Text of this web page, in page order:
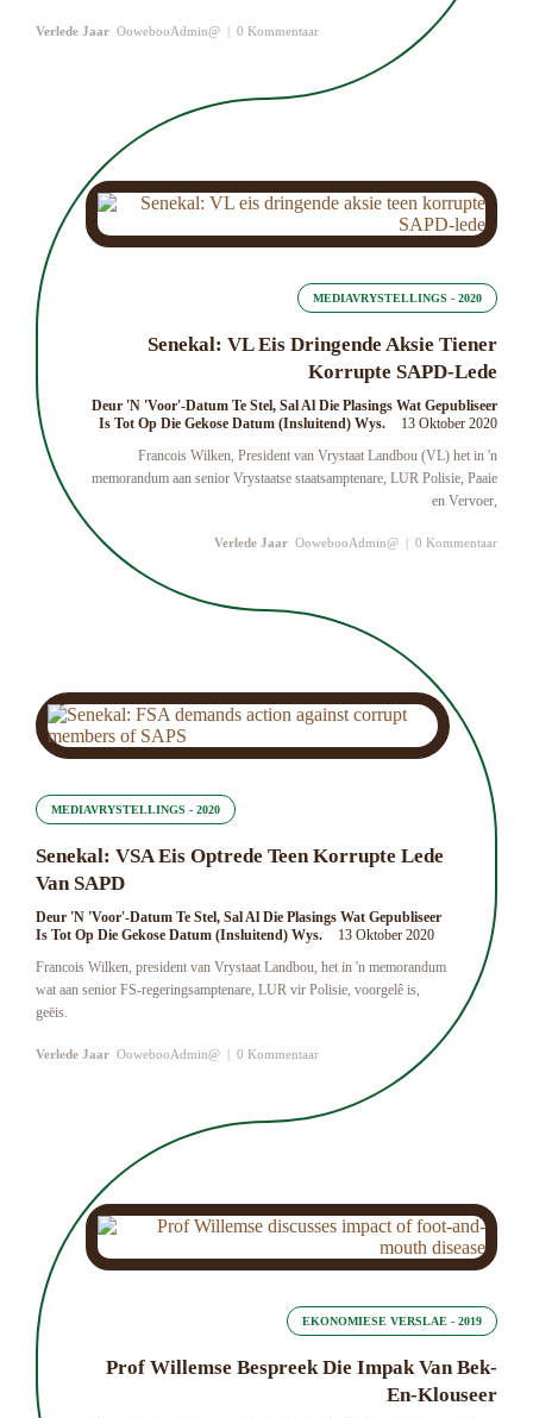
Verlede Jaar OowebooAdmin@ | 0 Kommentaar
MEDIAVRYSTELLINGS - 2020
Senekal: VL Eis Dringende Aksie Tiener
Korrupte SAPD-Lede
Deur 'n 'Voor'-Datum Te Stel, Sal Al Die Plasings Wat Gepubliseer
Is Tot Op Die Gekose Datum (insluitend) Wys.
13 Oktober 2020
Francois Wilken, President van Vrystaat Landbou (VL) het in 'n
memorandum aan senior Vrystaatse staatsamptenare, LUR Polisie, Paaie
en Vervoer,
Verlede Jaar OowebooAdmin@ | 0 Kommentaar
MEDIAVRYSTELLINGS - 2020
Senekal: VSA Eis Optrede Teen Korrupte Lede
Van SAPD
Deur 'n 'Voor'-Datum Te Stel, Sal Al Die Plasings Wat Gepubliseer
Is Tot Op Die Gekose Datum (insluitend) Wys.
13 Oktober 2020
Francois Wilken, president van Vrystaat Landbou, het in 'n memorandum
wat aan senior FS-regeringsamptenare, LUR vir Polisie, voorgelê is,
geëis.
Verlede Jaar OowebooAdmin@ | 0 Kommentaar
EKONOMIESE VERSLAE - 2019
Prof Willemse Bespreek Die Impak Van Bek-
En-Klouseer